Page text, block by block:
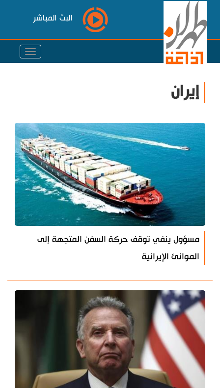
البث المباشر
إيران
مسؤول ينفي توقف حركة السفن المتجهة إلى
الموانئ الإيرانية